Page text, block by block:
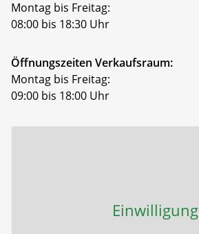
Montag bis Freitag:
08:00 bis 18:30 Uhr
Öffnungszeiten Verkaufsraum:
Montag bis Freitag:
09:00 bis 18:00 Uhr
Einwilligung